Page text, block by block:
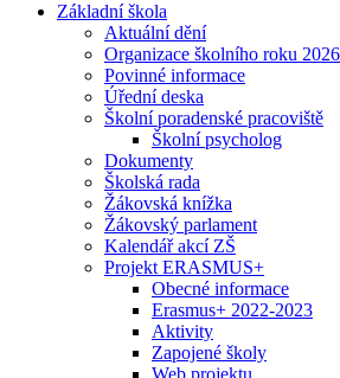
Základní škola
Aktuální dění
Organizace školního roku
Povinné informace
Úřední deska
Školní poradenské pracoviště
Školní psycholog
Dokumenty
Školská rada
Žákovská knížka
Žákovský parlament
Kalendář akcí ZŠ
Projekt ERASMUS+
Obecné informace
Erasmus+ 2022-2023
Aktivity
Zapojené školy
Web projektu